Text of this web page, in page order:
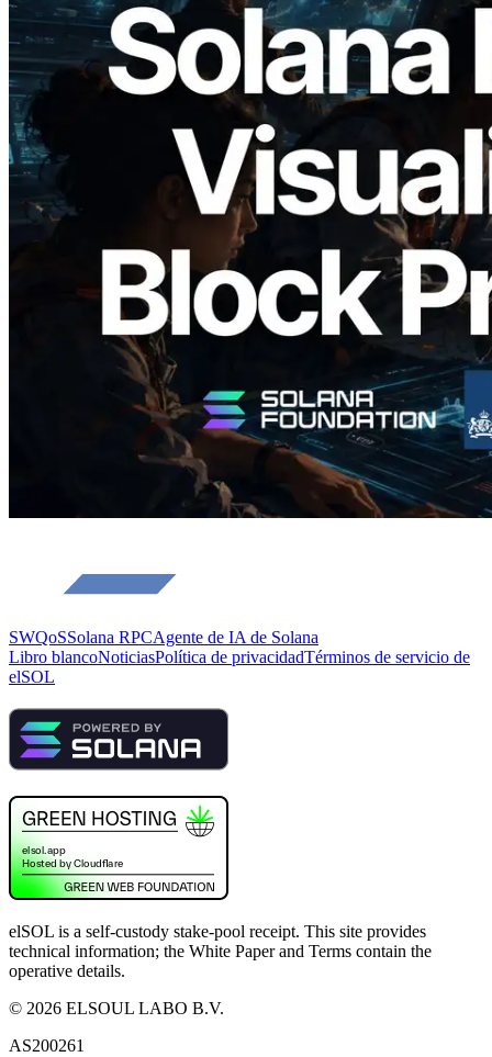
2026.05.24
Validators Solutions lanza el Solana Block
Analyzer — Visualización del tiempo de
producción de bloque por slot y del
Validador asignado
Leer este artículo
SWQoSSolana RPCAgente de IA de Solana
Libro blancoNoticiasPolítica de privacidadTérminos de servicio de
elSOL
elSOL is a self-custody stake-pool receipt. This site provides
technical information; the White Paper and Terms contain the
operative details.
© 2026 ELSOUL LABO B.V.
AS200261